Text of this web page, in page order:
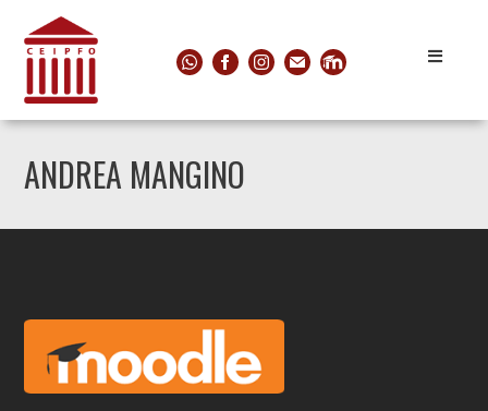
ANDREA MANGINO